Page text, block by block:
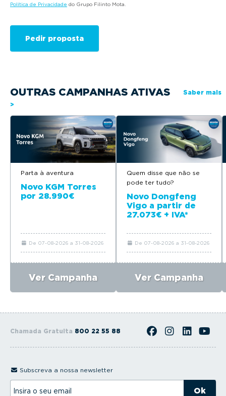
Política de Privacidade do Grupo Filinto Mota.
OUTRAS CAMPANHAS ATIVAS
Saber mais
>
Parta à aventura
Novo KGM Torres
por 28.990€
De 07-08-2026 a 31-08-2026
Ver Campanha
Quem disse que não se
pode ter tudo?
Novo Dongfeng
Vigo a partir de
27.073€ + IVA*
De 07-08-2026 a 31-08-2026
Ver Campanha
Chamada Gratuita 800 22 55 88
Subscreva a nossa newsletter